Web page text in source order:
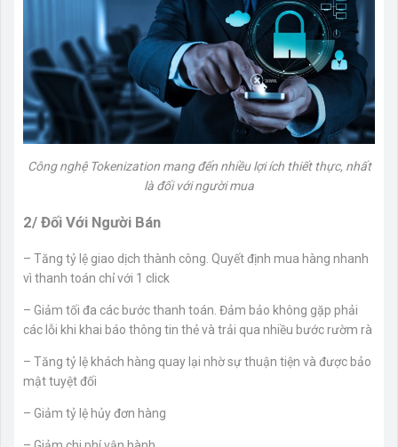
Công nghệ Tokenization mang đến nhiều lợi ích thiết thực, nhất
là đối với người mua
2/ Đối Với Người Bán
– Tăng tỷ lệ giao dịch thành công. Quyết định mua hàng nhanh
vì thanh toán chỉ với 1 click
– Giảm tối đa các bước thanh toán. Đảm bảo không gặp phải
các lỗi khi khai báo thông tin thẻ và trải qua nhiều bước rườm rà
– Tăng tỷ lệ khách hàng quay lại nhờ sự thuận tiện và được bảo
mật tuyệt đối
– Giảm tỷ lệ hủy đơn hàng